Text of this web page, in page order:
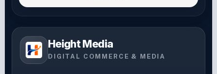
Height Media
DIGITAL COMMERCE & MEDIA